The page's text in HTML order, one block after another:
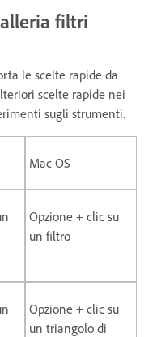
filtri
le scelte rapide da
scelte rapide nei
sugli strumenti.
Mac OS
Opzione + clic su
un filtro
Opzione + clic su
un triangolo di